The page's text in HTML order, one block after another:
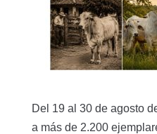
Del 19 al 30 de agosto
a más de 2.200